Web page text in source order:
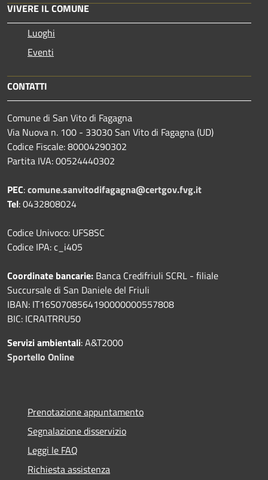
VIVERE IL COMUNE
Luoghi
Eventi
CONTATTI
Comune di San Vito di Fagagna
Via Nuova n. 100 - 33030 San Vito di Fagagna (UD)
Codice Fiscale: 80004290302
Partita IVA: 00524440302
PEC:comune.sanvitodifagagna@certgov.fvg.it
Tel: 0432808024
Codice Univoco: UFS8SC
Codice IPA: c_i405
Coordinate bancarie: Banca Credifriuli SCRL - filiale
Succursale di San Daniele del Friuli
IBAN: IT16S0708564190000000557808
BIC: ICRAITRRU50
Servizi ambientali: A&T2000
Sportello Online
Prenotazione appuntamento
Segnalazione disservizio
Leggi le FAQ
Richiesta assistenza